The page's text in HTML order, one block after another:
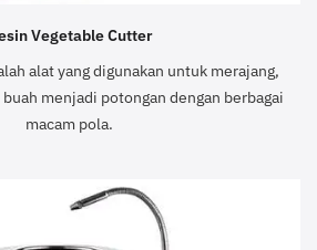
Vegetable Cutter
alat yang digunakan untuk merajang,
menjadi potongan dengan berbagai
macam pola.